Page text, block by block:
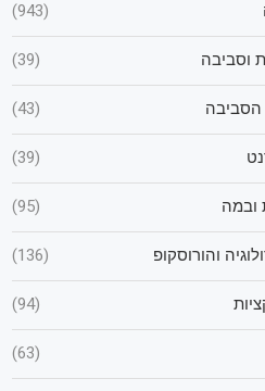
(943)
וסביבה (39)
הסביבה (43)
(39)
ובמה (95)
והורוסקופ (136)
(94)
(63)